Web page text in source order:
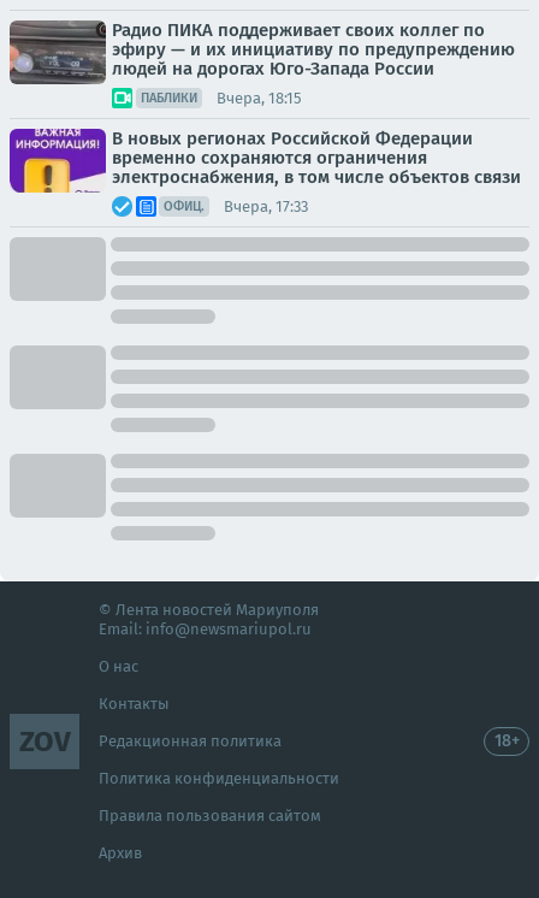
Радио ПИКА поддерживает своих коллег по
эфиру — и их инициативу по предупреждению
людей на дорогах Юго-Запада России
ПАБЛИКИ Вчера, 18:15
В новых регионах Российской Федерации
временно сохраняются ограничения
электроснабжения, в том числе объектов связи
ОФИЦ. Вчера, 17:33
ZOV
© Лента новостей Мариуполя
Email: info@newsmariupol.ru
О нас
Контакты
Редакционная политика
Политика конфиденциальности
Правила пользования сайтом
Архив
18+